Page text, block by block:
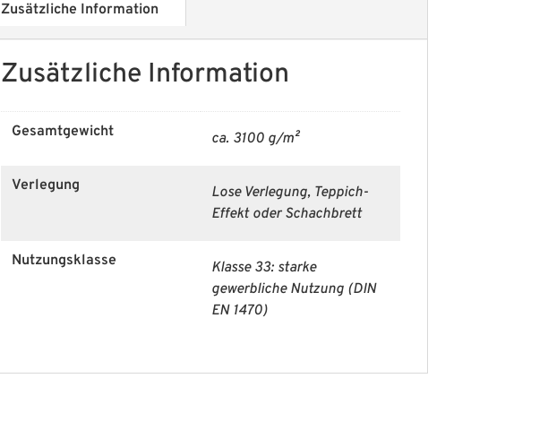
Zusätzliche Information
Zusätzliche Information
Gesamtgewicht ca. 3100 g/m²
Verlegung
Lose Verlegung, Teppich-
Effekt oder Schachbrett
Nutzungsklasse
Klasse 33: starke
gewerbliche Nutzung (DIN
EN 1470)